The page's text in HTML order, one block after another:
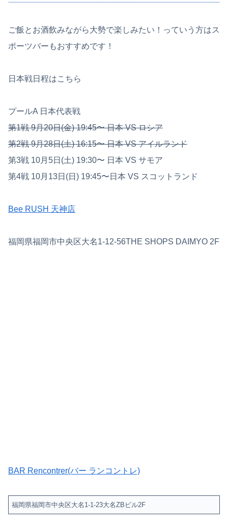
ご飯とお酒飲みながら大勢で楽しみたい！っていう方はス
ポーツバーもおすすめです！
日本戦日程はこちら
プールA 日本代表戦
第1戦 9月20日(金) 19:45〜 日本 VS ロシア
第2戦 9月28日(土) 16:15〜 日本 VS アイルランド
第3戦 10月5日(土) 19:30〜 日本 VS サモア
第4戦 10月13日(日) 19:45〜日本 VS スコットランド
Bee RUSH 天神店
福岡県福岡市中央区大名1-12-56THE SHOPS DAIMYO 2F
BAR Rencontrer(バー ランコントレ)
福岡県福岡市中央区大名1-1-23大名ZBビル2F